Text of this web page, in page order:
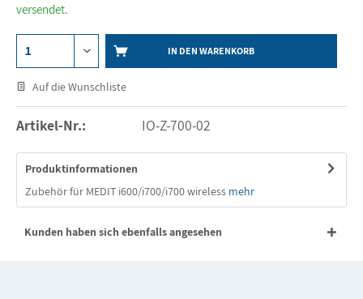
versendet.
IN DEN WARENKORB
Auf die Wunschliste
Artikel-Nr.: IO-Z-700-02
Produktinformationen
Zubehör für MEDIT i600/i700/i700 wireless mehr
Kunden haben sich ebenfalls angesehen